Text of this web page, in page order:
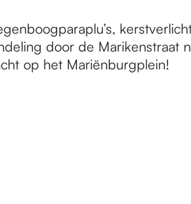
door de Marikenstraat
op het Mariënburgplein!